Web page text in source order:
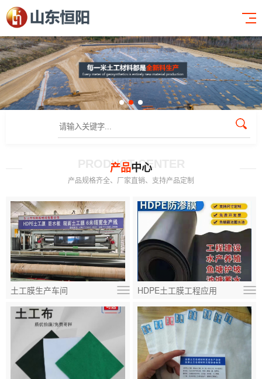
PRODUCT CENTER
产品中心
产品规格齐全、厂家直销、支持产品定制
土工膜生产车间 HDPE土工膜工程应用